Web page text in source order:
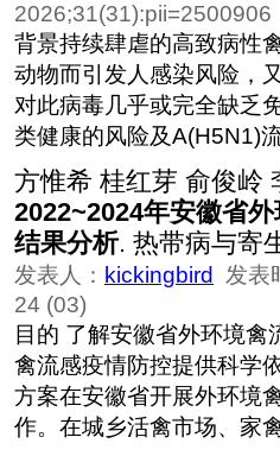
2026;31(31):pii=2500906
背景持续肆虐的高致病性
动物而引发人感染风险，
对此病毒几乎或完全缺乏
类健康的风险及A(H5N1)
方惟希 桂红芽 俞俊岭
2022~2024年安徽省
结果分析. 热带病与寄
发表人： kickingbird 发表
24 (03)
目的 了解安徽省外环境
禽流感疫情防控提供科学
方案在安徽省开展外环境
作。在城乡活禽市场、家